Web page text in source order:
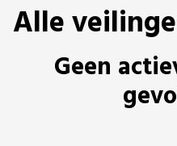
Alle
Geen